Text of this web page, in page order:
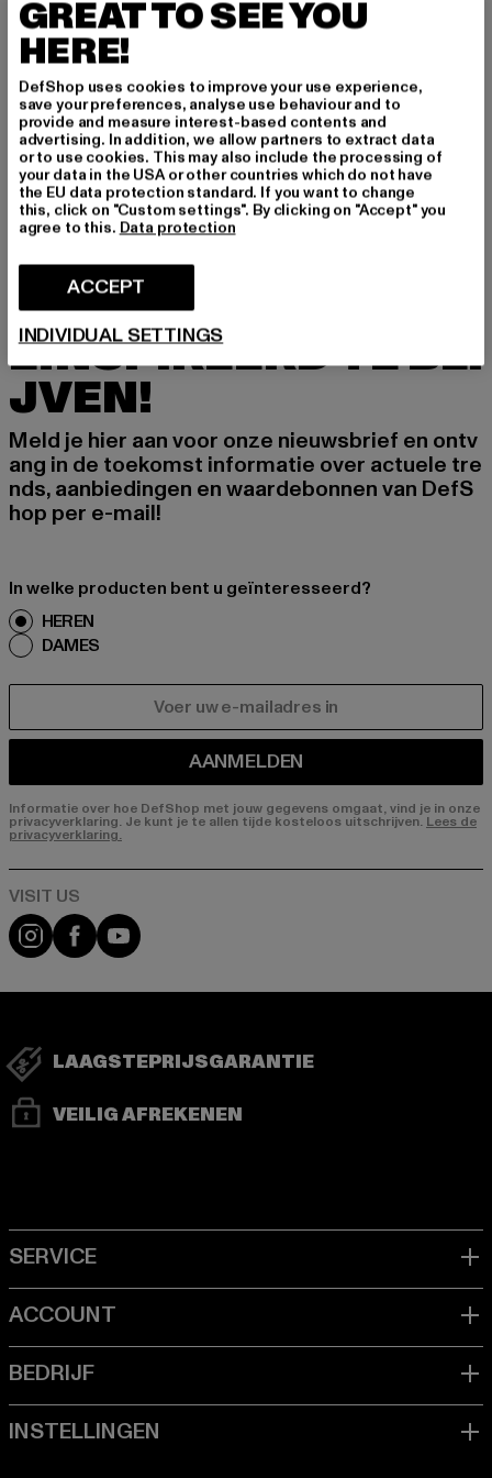
URBAN CLASSICS
Ladies Short Rib Knit One Sleeve
EUR 20,00
Huidige prijs: EUR 20,00
EUR 39,99Actieprijs: EUR 39,99
URBAN CLASSICS
EUR 30,14
Huidige prijs: EUR 30,14
EUR 44,99Actieprijs:
MELD JE AAN OM G
EÏNSPIREERD TE BLI
JVEN!
Meld je hier aan voor onze nieuwsbrief en ontv
ang in de toekomst informatie over actuele tre
nds, aanbiedingen en waardebonnen van DefS
hop per e-mail!
In welke producten bent u geïnteresseerd?
HEREN
DAMES
AANMELDEN
Informatie over hoe DefShop met jouw gegevens omgaat, vind je in onze
privacyverklaring. Je kunt je te allen tijde kosteloos uitschrijven. Lees de
privacyverklaring.
Visit our Instagram page:
Visit our Facebook page:
Visit our YouTube channel:
LAAGSTEPRIJSGARANTIE
VEILIG AFREKENEN
GREAT TO SEE YOU
HERE!
DefShop uses cookies to improve your use experience,
save your preferences, analyse use behaviour and to
provide and measure interest-based contents and
advertising. In addition, we allow partners to extract data
or to use cookies. This may also include the processing of
your data in the USA or other countries which do not have
the EU data protection standard. If you want to change
this, click on "Custom settings". By clicking on "Accept" you
agree to this. Data protection
ACCEPT
INDIVIDUAL SETTINGS